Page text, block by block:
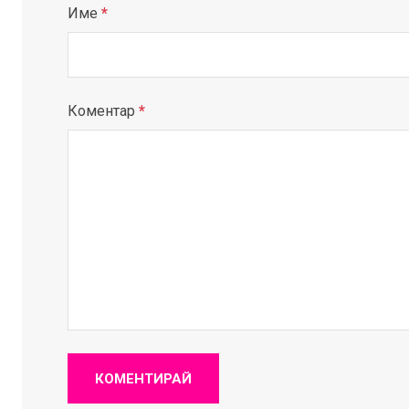
Име *
Коментар *
КОМЕНТИРАЙ